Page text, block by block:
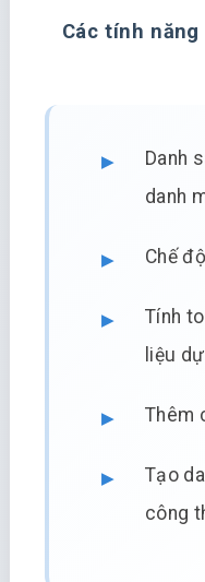
Các tính
Danh
danh
Chế
Tính
liệu
Thêm
Tạo
công